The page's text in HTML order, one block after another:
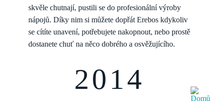
skvěle chutnají, pustili se do profesionální výroby
nápojů. Díky nim si můžete dopřát Erebos kdykoliv
se cítíte unavení, potřebujete nakopnout, nebo prostě
dostanete chuť na něco dobrého a osvěžujícího.
2014